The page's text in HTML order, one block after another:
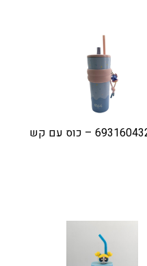
– כוס עם קש